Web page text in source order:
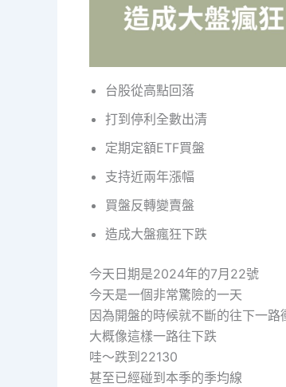
台股從高點回落
打到停利全數出清
定期定額ETF買盤
支持近兩年漲幅
買盤反轉變賣盤
造成大盤瘋狂下跌
今天日期是2024年的7月22號
今天是一個非常驚險的一天
因為開盤的時候就不斷的往下一路
大概像這樣一路往下跌
哇～跌到22130
甚至已經碰到本季的季均線